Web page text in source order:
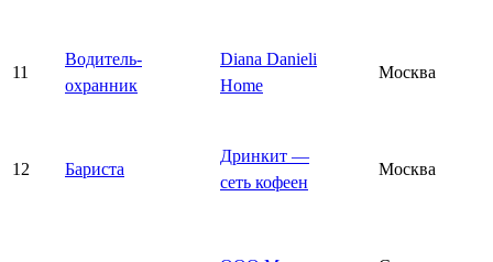
11
Водитель-
охранник
Diana Danieli
Home
Москва
12 Бариста
Дринкит —
сеть кофеен
Москва